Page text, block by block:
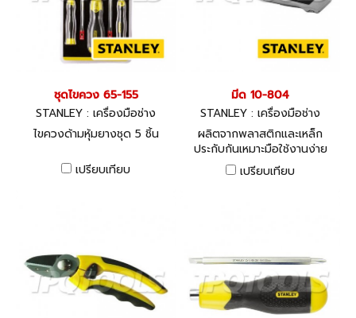
ชุดไขควง 65-155
STANLEY : เครื่องมือช่าง
ไขควงด้ามหุ้มยางชุด 5 ชิ้น
เปรียบเทียบ
มีด 10-804
STANLEY : เครื่องมือช่าง
ผลิตจากพลาสติกและเหล็ก
ประกับกันเหมาะมือใช้งานง่าย
เปรียบเทียบ